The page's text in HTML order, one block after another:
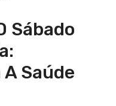
Sábado
Saúde